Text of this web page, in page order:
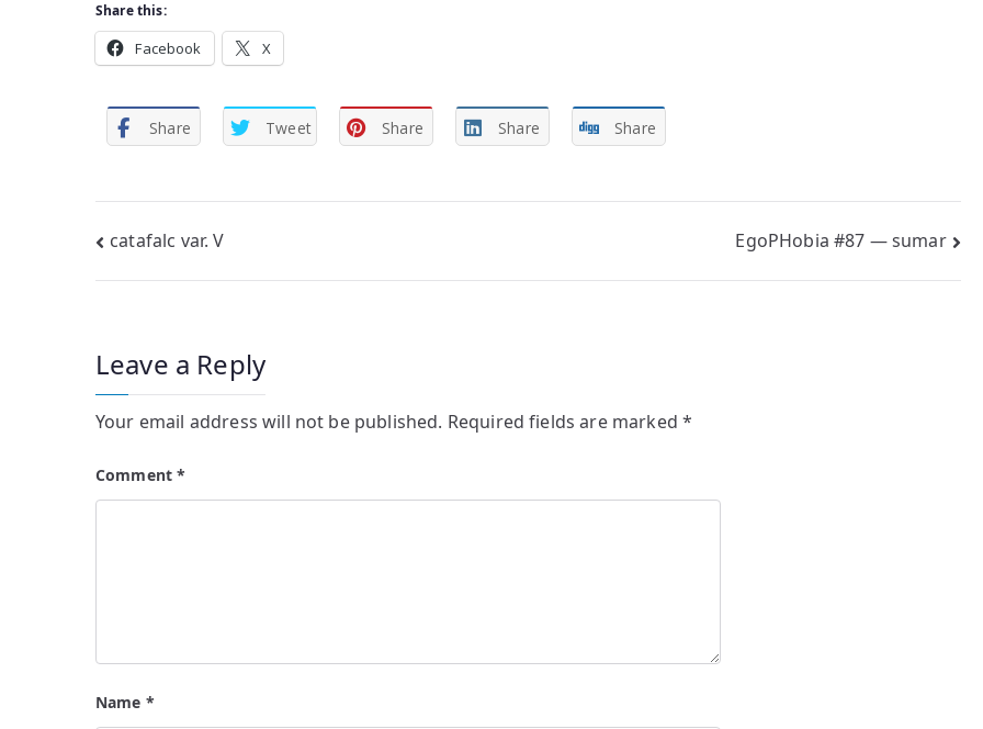
Share this:
Facebook X
Share Tweet Share Share Share
Post
navigation
catafalc var. V EgoPHobia #87 — sumar
Leave a Reply
Your email address will not be published. Required fields are marked*
Comment*
Name *